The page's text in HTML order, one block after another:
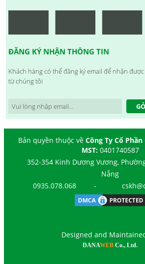
ĐĂNG KÝ NHẬN THÔNG TIN
Khách hàng có thể đăng ký email để nhận
từ chúng tôi
Bản quyền thuộc về Công Ty Cổ
MST: 0401740587
352-354 Kinh Dương Vương,
Nẵng
0935.078.068
-
Designed and
DANAWEB Co., Ltd.